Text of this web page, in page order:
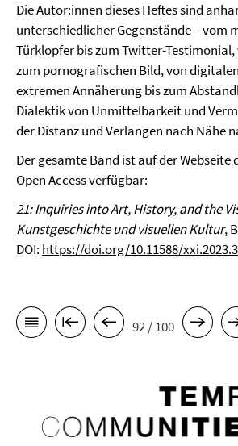
Die Autor:innen dieses Heftes sind
unterschiedlicher Gegenstände – vom
Türklopfer bis zum Twitter-
zum pornografischen Bild, von
extremen Annäherung bis zum
Dialektik von Unmittelbarkeit und
der Distanz und Verlangen nach Nähe
Der gesamte Band ist auf der Webseite
Open Access verfügbar:
21: Inquiries into Art, History, and the
Kunstgeschichte und visuellen Kultur,
DOI: https://doi.org/10.11588/xxi.2023.3
92 / 100